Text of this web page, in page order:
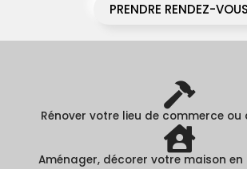
PRENDRE RENDEZ-VOUS
Rénover votre lieu de commerce ou
Aménager, décorer votre maison